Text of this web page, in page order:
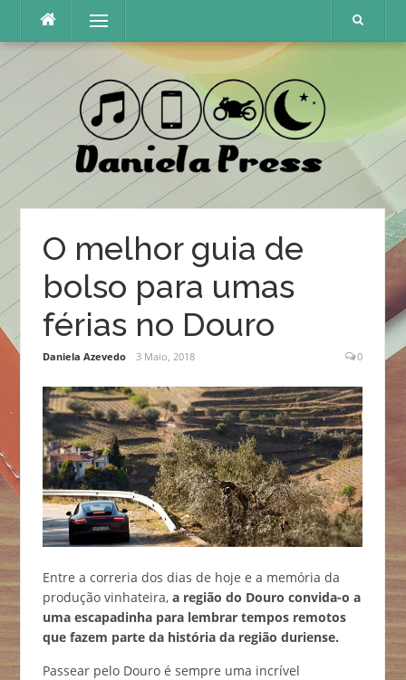
content
Menu
O melhor guia de
bolso para umas
férias no Douro
Daniela Azevedo 3 Maio, 2018 0
Entre a correria dos dias de hoje e a memória da
produção vinhateira, a região do Douro convida-o a
uma escapadinha para lembrar tempos remotos
que fazem parte da história da região duriense.
Passear pelo Douro é sempre uma incrível